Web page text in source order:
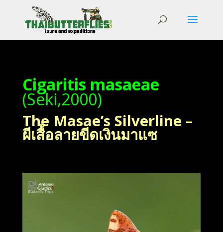
Cigaritis masaeae
(Seki,2000)
The Masae’s Silverline –
ผีเสื้อลายขีดเงินมาแซ